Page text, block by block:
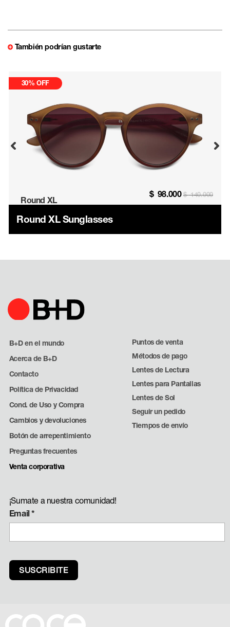
También podrían gustarte
30% OFF
Round XL
$ 98.000 $ 140.000
Round XL Sunglasses
B+D en el mundo
Acerca de B+D
Contacto
Política de Privacidad
Cond. de Uso y Compra
Cambios y devoluciones
Botón de arrepentimiento
Preguntas frecuentes
Venta corporativa
Puntos de venta
Métodos de pago
Lentes de Lectura
Lentes para Pantallas
Lentes de Sol
Seguir un pedido
Tiempos de envío
¡Sumate a nuestra comunidad!
Email*